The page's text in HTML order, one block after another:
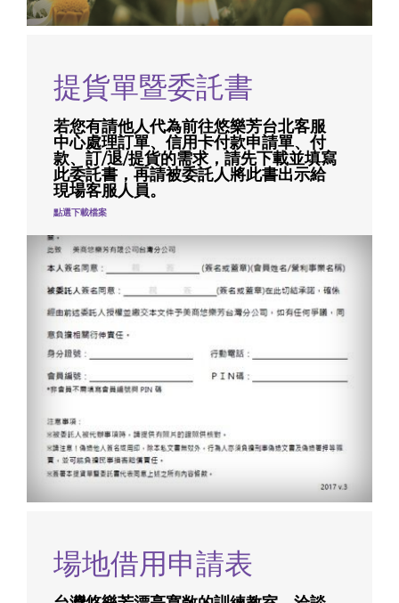
提貨單暨委託書
若您有請他人代為前往悠樂芳台北客服
中心處理訂單、信用卡付款申請單、付
款、訂/退/提貨的需求，請先下載並填寫
此委託書，再請被委託人將此書出示給
現場客服人員。
點選下載檔案
場地借用申請表